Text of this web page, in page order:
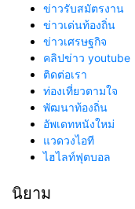
ข่าวรับสมัตรงาน
ข่าวเด่นท้องถิ่น
ข่าวเศรษฐกิจ
คลิปข่าว youtube
ติดต่อเรา
ท่องเที่ยวตามใจ
พัฒนาท้องถิ่น
อัพเดทหนังใหม่
แวดวงไอที
ไฮไลท์ฟุตบอล
นิยาม